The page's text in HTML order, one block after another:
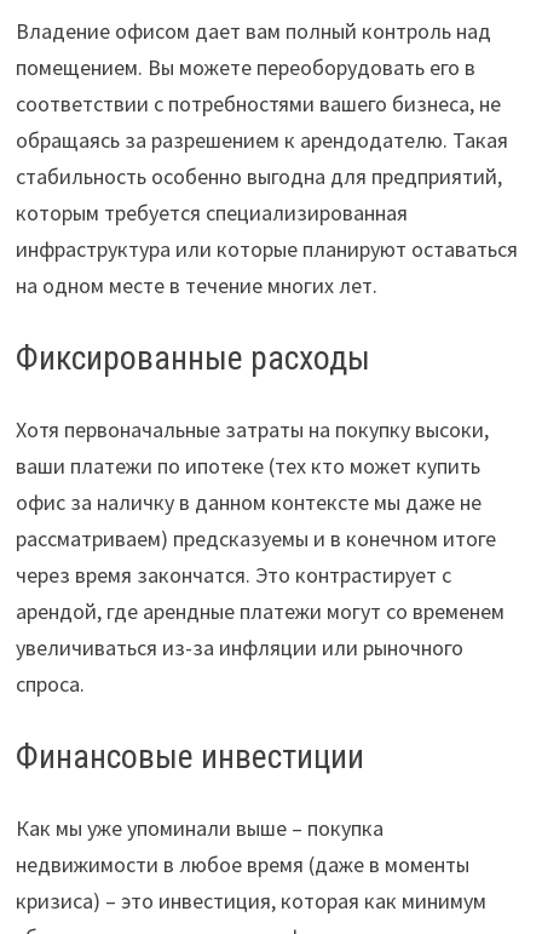
Владение офисом дает вам полный контроль над
помещением. Вы можете переоборудовать его в
соответствии с потребностями вашего бизнеса, не
обращаясь за разрешением к арендодателю. Такая
стабильность особенно выгодна для предприятий,
которым требуется специализированная
инфраструктура или которые планируют оставаться
на одном месте в течение многих лет.
Фиксированные расходы
Хотя первоначальные затраты на покупку высоки,
ваши платежи по ипотеке (тех кто может купить
офис за наличку в данном контексте мы даже не
рассматриваем) предсказуемы и в конечном итоге
через время закончатся. Это контрастирует с
арендой, где арендные платежи могут со временем
увеличиваться из-за инфляции или рыночного
спроса.
Финансовые инвестиции
Как мы уже упоминали выше – покупка
недвижимости в любое время (даже в моменты
кризиса) – это инвестиция, которая как минимум